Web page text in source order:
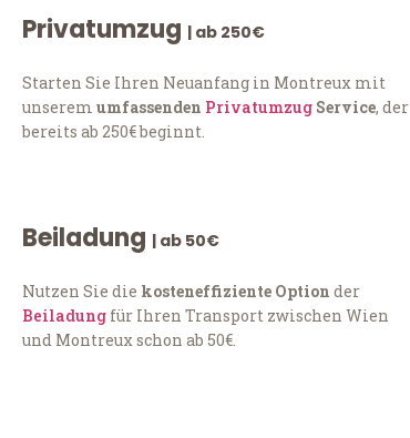
Privatumzug | ab 250€
Starten Sie Ihren Neuanfang in Montreux mit
unserem umfassenden Privatumzug Service, der
bereits ab 250€ beginnt.
Beiladung | ab 50€
Nutzen Sie die kosteneffiziente Option der
Beiladung für Ihren Transport zwischen Wien
und Montreux schon ab 50€.